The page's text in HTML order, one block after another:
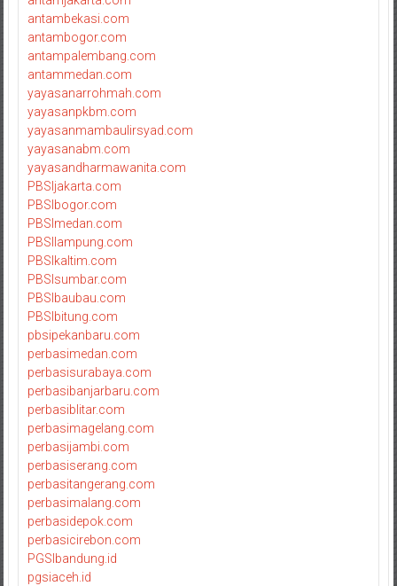
antambekasi.com
antambogor.com
antampalembang.com
antammedan.com
yayasanarrohmah.com
yayasanpkbm.com
yayasanmambaulirsyad.com
yayasanabm.com
yayasandharmawanita.com
PBSIjakarta.com
PBSIbogor.com
PBSImedan.com
PBSIlampung.com
PBSIkaltim.com
PBSIsumbar.com
PBSIbaubau.com
PBSIbitung.com
pbsipekanbaru.com
perbasimedan.com
perbasisurabaya.com
perbasibanjarbaru.com
perbasiblitar.com
perbasimagelang.com
perbasijambi.com
perbasiserang.com
perbasitangerang.com
perbasimalang.com
perbasidepok.com
perbasicirebon.com
PGSIbandung.id
pgsiaceh.id